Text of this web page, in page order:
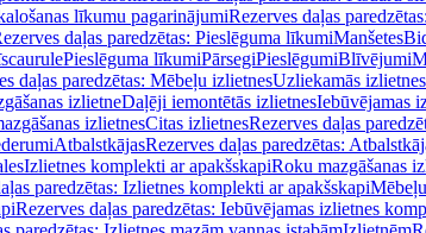
līkumu pagarinājumiRezerves daļas
daļas paredzētas: Pieslēguma līkumiManšetes
Pieslēguma līkumiPārsegiPieslēgumiBlīvējumi
daļas paredzētas: Mēbeļu izlietnesUzliekamās izlietnes
izlietneDaļēji iemontētās izlietnesIebūvējamas
izlietnesCitas izlietnesRezerves daļas
AtbalstkājasRezerves daļas paredzētas:
Izlietnes komplekti ar apakšskapiRoku mazgāšanas
paredzētas: Izlietnes komplekti ar apakšskapi
Rezerves daļas paredzētas: Iebūvējamas izlietnes